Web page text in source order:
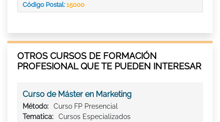
Código Postal:15000
OTROS CURSOS DE FORMACIÓN
PROFESIONAL QUE TE PUEDEN INTERESAR
Curso de Máster en Marketing
Método:
Curso FP Presencial
Tematica:
Cursos Especializados